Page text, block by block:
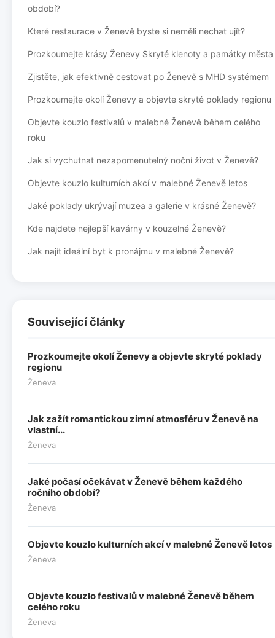
období?
Které restaurace v Ženevě byste si neměli nechat ujít?
Prozkoumejte krásy Ženevy Skryté klenoty a památky města
Zjistěte, jak efektivně cestovat po Ženevě s MHD systémem
Prozkoumejte okolí Ženevy a objevte skryté poklady regionu
Objevte kouzlo festivalů v malebné Ženevě během celého
roku
Jak si vychutnat nezapomenutelný noční život v Ženevě?
Objevte kouzlo kulturních akcí v malebné Ženevě letos
Jaké poklady ukrývají muzea a galerie v krásné Ženevě?
Kde najdete nejlepší kavárny v kouzelné Ženevě?
Jak najít ideální byt k pronájmu v malebné Ženevě?
Související články
Prozkoumejte okolí Ženevy a objevte skryté poklady
regionu
Ženeva
Jak zažít romantickou zimní atmosféru v Ženevě na
vlastní...
Ženeva
Jaké počasí očekávat v Ženevě během každého
ročního období?
Ženeva
Objevte kouzlo kulturních akcí v malebné Ženevě letos
Ženeva
Objevte kouzlo festivalů v malebné Ženevě během
celého roku
Ženeva